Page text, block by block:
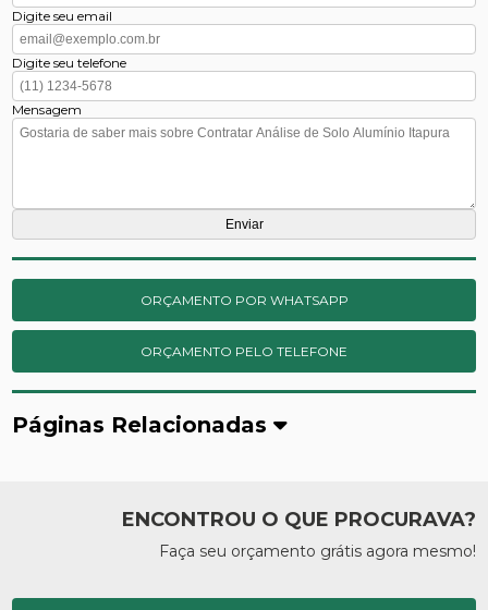
Digite seu email
Digite seu telefone
Mensagem
ORÇAMENTO POR WHATSAPP
ORÇAMENTO PELO TELEFONE
Páginas Relacionadas
ENCONTROU O QUE PROCURAVA?
Faça seu orçamento grátis agora mesmo!